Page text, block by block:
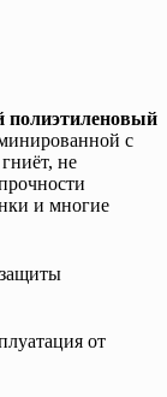
полиэтиленовый
с
не
и многие
от